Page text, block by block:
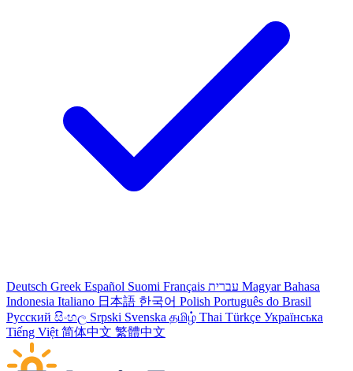
Deutsch Greek Español Suomi Français עברית Magyar Bahasa
Indonesia Italiano 日本語 한국어 Polish Português do Brasil
Русский සිංහල Srpski Svenska தமிழ் Thai Türkçe Українська
Tiếng Việt 简体中文 繁體中文
Navigation überspringen